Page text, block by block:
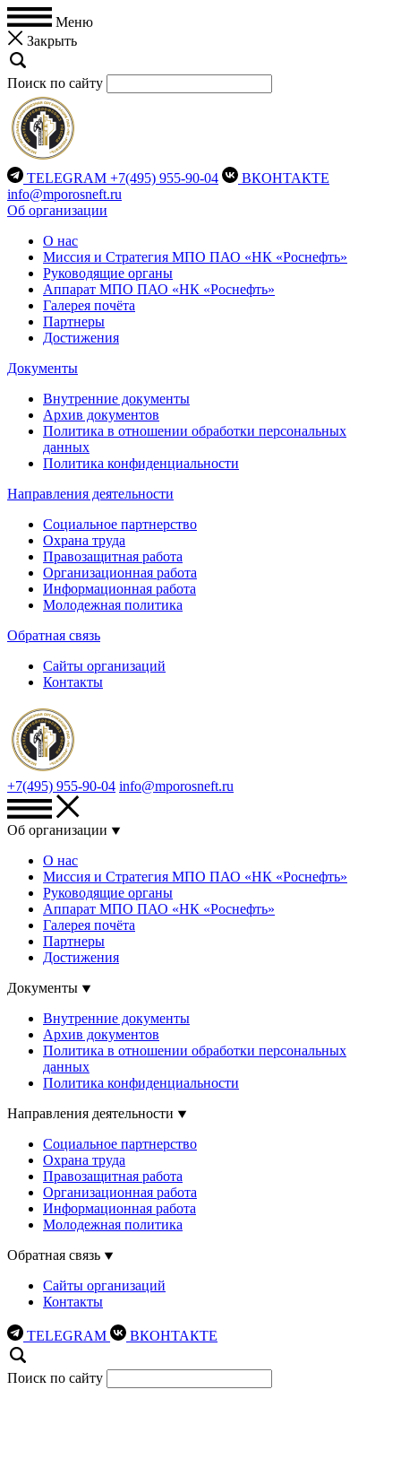
Меню
Закрыть
Поиск по сайту
TELEGRAM +7(495) 955-90-04
ВКОНТАКТЕ
info@mporosneft.ru
Об организации
О нас
Миссия и Стратегия МПО ПАО «НК «Роснефть»
Руководящие органы
Аппарат МПО ПАО «НК «Роснефть»
Галерея почёта
Партнеры
Достижения
Документы
Внутренние документы
Архив документов
Политика в отношении обработки персональных
данных
Политика конфиденциальности
Направления деятельности
Социальное партнерство
Охрана труда
Правозащитная работа
Организационная работа
Информационная работа
Молодежная политика
Обратная связь
Сайты организаций
Контакты
+7(495) 955-90-04 info@mporosneft.ru
Об организации
О нас
Миссия и Стратегия МПО ПАО «НК «Роснефть»
Руководящие органы
Аппарат МПО ПАО «НК «Роснефть»
Галерея почёта
Партнеры
Достижения
Документы
Внутренние документы
Архив документов
Политика в отношении обработки персональных
данных
Политика конфиденциальности
Направления деятельности
Социальное партнерство
Охрана труда
Правозащитная работа
Организационная работа
Информационная работа
Молодежная политика
Обратная связь
Сайты организаций
Контакты
TELEGRAM ВКОНТАКТЕ
Поиск по сайту